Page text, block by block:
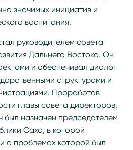
значимых инициатив и
воспитания.
руководителем совета
Дальнего Востока. Он
и обеспечивал диалог
структурами и
Проработав
главы совета директоров,
был назначен председателем
Саха, в которой
о проблемах которой был